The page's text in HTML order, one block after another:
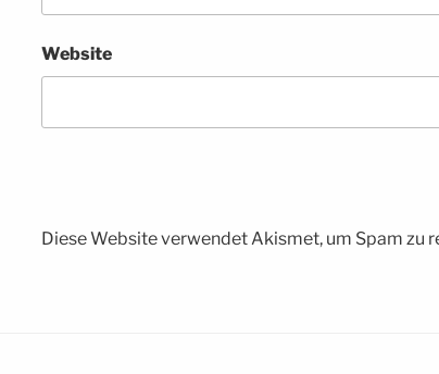
Website
Diese Website verwendet Akismet, um Spam zu